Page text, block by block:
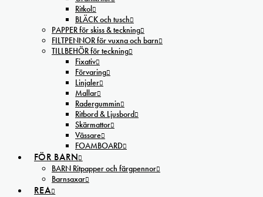
Ritkol
BLÄCK och tusch
PAPPER för skiss & teckning
FILTPENNOR för vuxna och barn
TILLBEHÖR för teckning
Fixativ
Förvaring
Linjaler
Mallar
Radergummin
Ritbord & Ljusbord
Skärmattor
Vässare
FOAMBOARD
FÖR BARN
BARN Ritpapper och färgpennor
Barnsaxar
REA